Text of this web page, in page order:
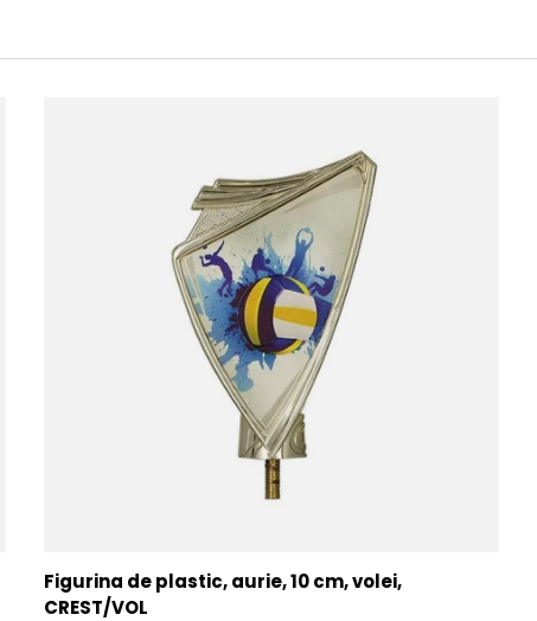
Figurina de plastic, aurie, 10 cm, volei,
CREST/VOL